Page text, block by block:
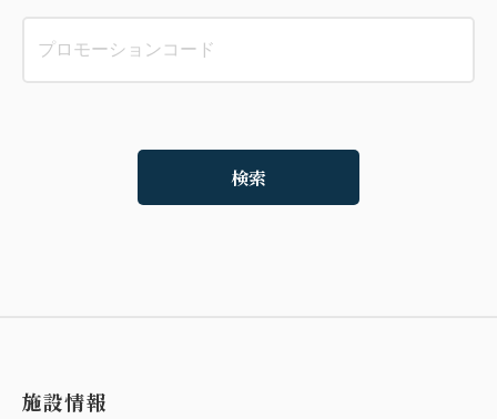
検索
施設情報